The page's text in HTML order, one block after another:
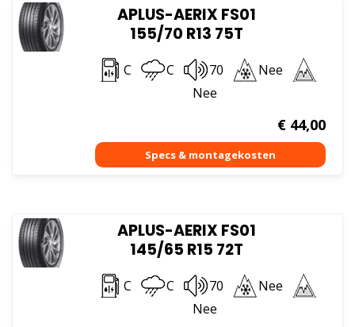
APLUS-AERIX FS01
155/70 R13 75T
C C 70
Nee
Nee
€44,00
APLUS-AERIX FS01
145/65 R15 72T
C C 70
Nee
Nee